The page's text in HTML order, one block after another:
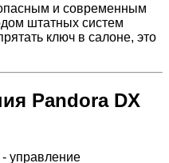
и современным
штатных систем
ключ в салоне, это
Pandora DX